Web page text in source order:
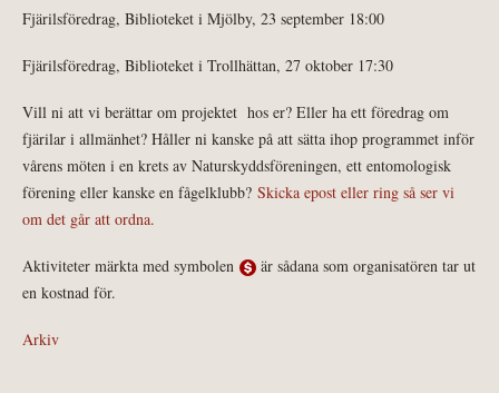
Fjärilsföredrag, Biblioteket i Mjölby, 23 september 18:00
Fjärilsföredrag, Biblioteket i Trollhättan, 27 oktober 17:30
Vill ni att vi berättar om projektet hos er? Eller ha ett föredrag om
fjärilar i allmänhet? Håller ni kanske på att sätta ihop programmet inför
vårens möten i en krets av Naturskyddsföreningen, ett entomologisk
förening eller kanske en fågelklubb? Skicka epost eller ring så ser vi
om det går att ordna.
Aktiviteter märkta med symbolen
är sådana som organisatören tar ut
en kostnad för.
Arkiv